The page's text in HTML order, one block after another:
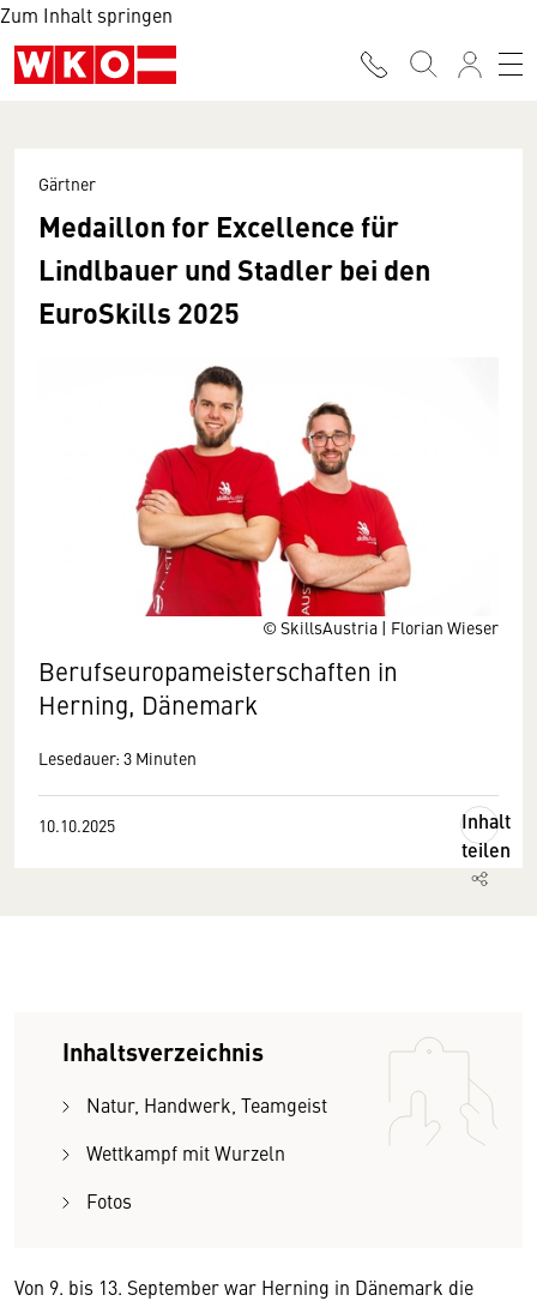
Zum Inhalt springen
© SkillsAustria | Florian Wieser
Gärtner
Medaillon for Excellence für
Lindlbauer und Stadler bei den
EuroSkills 2025
Berufseuropameisterschaften in
Herning, Dänemark
Lesedauer: 3 Minuten
10.10.2025
Inhalt
teilen
Inhaltsverzeichnis
Natur, Handwerk, Teamgeist
Wettkampf mit Wurzeln
Fotos
Von 9. bis 13. September war Herning in Dänemark die